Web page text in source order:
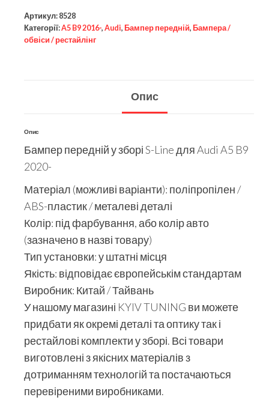
Артикул: 8528
Категорії:A5 B9 2016-, Audi, Бампер передній, Бампера /
обвіси / рестайлінг
Опис
Опис
Бампер передній у зборі S-Line для Audi A5 B9
2020-
Матеріал (можливі варіанти): поліпропілен /
ABS-пластик / металеві деталі
Колір: під фарбування, або колір авто
(зазначено в назві товару)
Тип установки: у штатні місця
Якість: відповідає європейськім стандартам
Виробник: Китай / Тайвань
У нашому магазині KYIV TUNING ви можете
придбати як окремі деталі та оптику так і
рестайлові комплекти у зборі. Всі товари
виготовлені з якісних матеріалів з
дотриманням технологій та постачаються
перевіреними виробниками.